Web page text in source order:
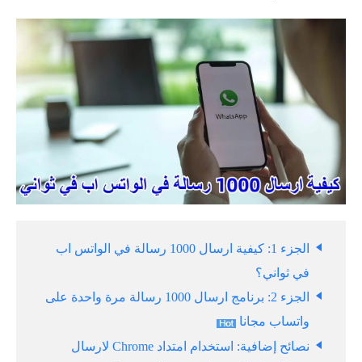
الجزء 1: كيفية ارسال 1000 رسالة في الواتس اب
في ثواني؟
الجزء 2: برنامج ارسال 1000 رسالة مرة واحدة على
واتساب مجانا
نصائح إضافية: استخدام امتداد Chrome لارسال